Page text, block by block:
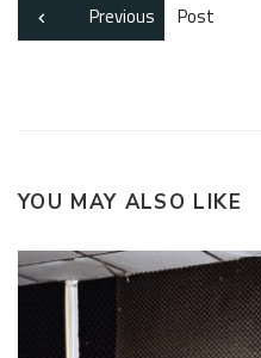
Previous
Post
YOU MAY ALSO LIKE